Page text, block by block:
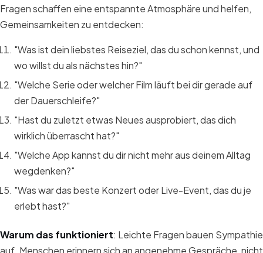
Fragen schaffen eine entspannte Atmosphäre und helfen,
Gemeinsamkeiten zu entdecken:
"Was ist dein liebstes Reiseziel, das du schon kennst, und
wo willst du als nächstes hin?"
"Welche Serie oder welcher Film läuft bei dir gerade auf
der Dauerschleife?"
"Hast du zuletzt etwas Neues ausprobiert, das dich
wirklich überrascht hat?"
"Welche App kannst du dir nicht mehr aus deinem Alltag
wegdenken?"
"Was war das beste Konzert oder Live-Event, das du je
erlebt hast?"
Warum das funktioniert: Leichte Fragen bauen Sympathie